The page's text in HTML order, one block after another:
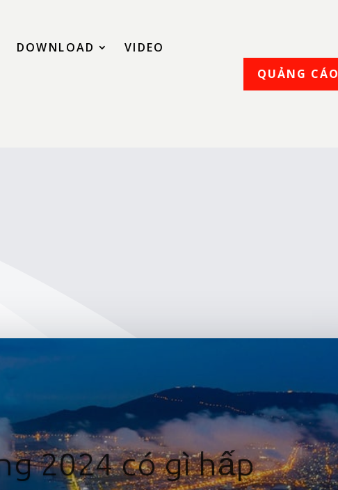
DOWNLOAD VIDEO
QUẢNG CÁO
2024 có gì hấp